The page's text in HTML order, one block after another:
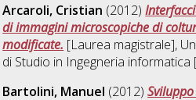
Arcaroli, Cristian (2012)
di immagini microscopiche di
modificate. [Laurea magistrale],
di Studio in Ingegneria
Bartolini, Manuel (2012)